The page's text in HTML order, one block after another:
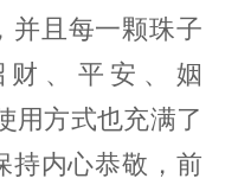
并且每一颗珠子
、平安、姻
用方式也充满了
内心恭敬，前